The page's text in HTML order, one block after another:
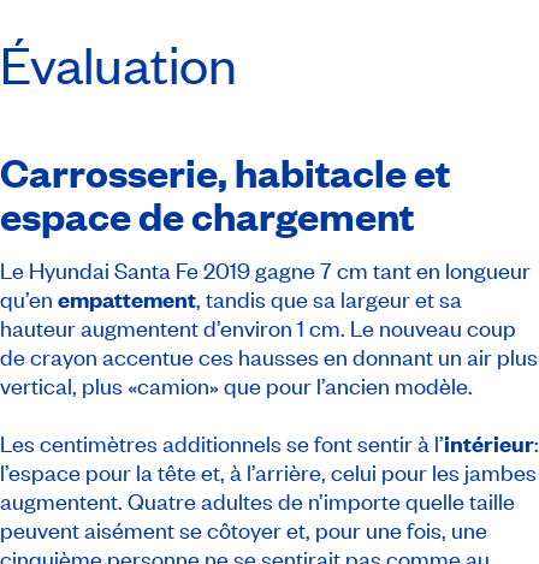
Évaluation
Carrosserie, habitacle et
espace de chargement
Le Hyundai Santa Fe 2019 gagne 7 cm tant en longueur
qu’en empattement, tandis que sa largeur et sa
hauteur augmentent d’environ 1 cm. Le nouveau coup
de crayon accentue ces hausses en donnant un air plus
vertical, plus «camion» que pour l’ancien modèle.
Les centimètres additionnels se font sentir à l’intérieur:
l’espace pour la tête et, à l’arrière, celui pour les jambes
augmentent. Quatre adultes de n’importe quelle taille
peuvent aisément se côtoyer et, pour une fois, une